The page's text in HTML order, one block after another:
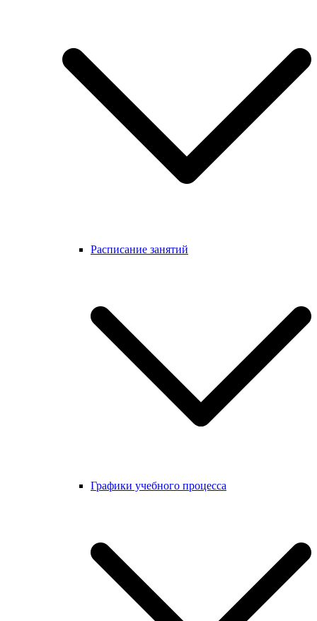
Расписание занятий
Графики учебного процесса